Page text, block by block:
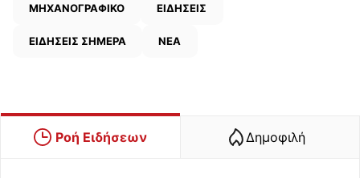
ΜΗΧΑΝΟΓΡΑΦΙΚΟ ΕΙΔΗΣΕΙΣ
ΕΙΔΗΣΕΙΣ ΣΗΜΕΡΑ ΝΕΑ
Ροή Ειδήσεων Δημοφιλή